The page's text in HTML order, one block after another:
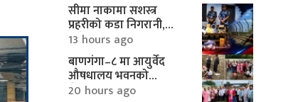
सीमा नाकामा सशस्त्र
प्रहरीको कडा निगरानी,
करिब १० लाखका
मोटरपार्ट्स बरामद
13 hours ago
बाणगंगा–८ मा आयुर्वेद
औषधालय भवनको
शिलान्यास सम्पन्न
20 hours ago